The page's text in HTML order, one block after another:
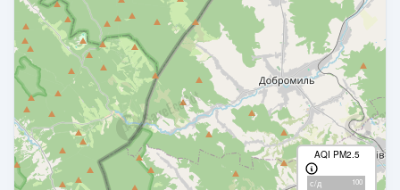
AQI PM2.5
с/д 100